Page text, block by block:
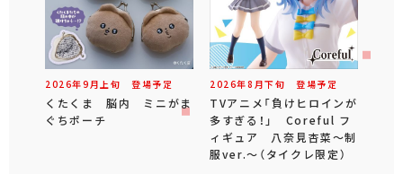
2026年9 月 上旬 登場予定
くたくま 脳内 ミニがま
ぐちポーチ
2026年8 月下旬 登場予定
TVアニメ「負けヒロインが
多すぎる！」 Coreful フ
ィギュア 八奈見杏菜～制
服ver.～（タイクレ限定）